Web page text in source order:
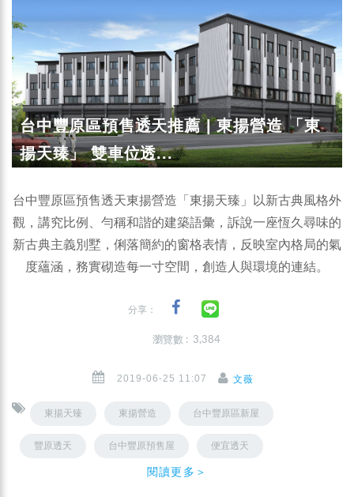
台中豐原區預售透天推薦 | 東揚營造 「東
揚天臻」 雙車位透...
台中豐原區預售透天東揚營造「東揚天臻」以新古典風格外
觀，講究比例、勻稱和諧的建築語彙，訴說一座恆久尋味的
新古典主義別墅，俐落簡約的窗格表情，反映室內格局的氣
度蘊涵，務實砌造每一寸空間，創造人與環境的連結。
分享：
瀏覽數 : 3,384
2019-06-25 11:07 文薇
東揚天臻 東揚營造 台中豐原區新屋
豐原透天 台中豐原預售屋 便宜透天
閱讀更多＞